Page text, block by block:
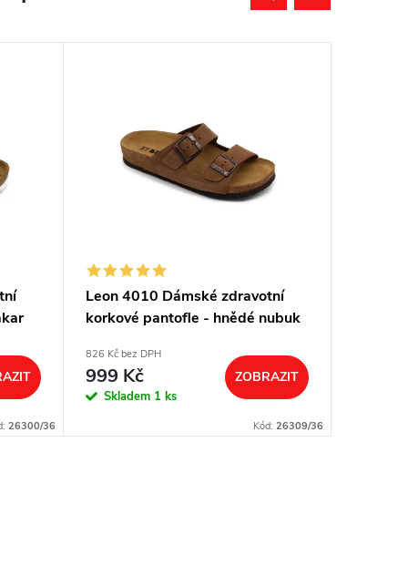
26300/36
Leon 4010 Dámské zdravotní
korkové pantofle - hnědé nubuk
826 Kč bez DPH
999 Kč
Skladem 1 ks
ZOBRAZIT
Kód: 26309/36